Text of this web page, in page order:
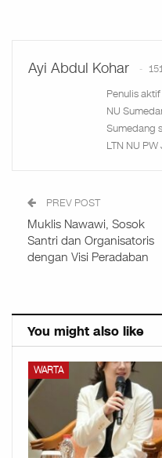
Ayi Abdul Kohar
Penulis
NU
Sumedang
LTN NU
PREV POST
Muklis Nawawi, Sosok
Santri dan Organisatoris
dengan Visi Peradaban
You might also like
WARTA